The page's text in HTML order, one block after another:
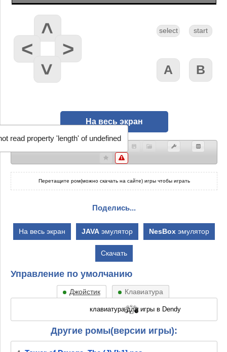
На весь экран
Перетащите ром(можно скачать на сайте) игры чтобы играть
Поделись...
На весь экран JAVA эмулятор NesBox эмулятор
Скачать
Управление по умолчанию
Джойстик Клавиатура
Другие ромы(версии игры):
read property 'length' of undefined